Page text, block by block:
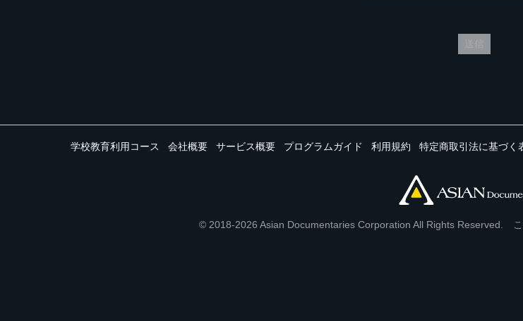
学校教育利用コース 会社概要 サービス概要 プログラムガイド 利用規約 特定商取引法に基づく
© 2018-2026 Asian Documentaries Corporation All Rights Reserved. こ